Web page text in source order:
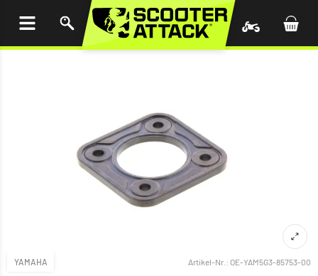
YAMAHA Artikel-Nr.: OE-YAM5G3-85753-00